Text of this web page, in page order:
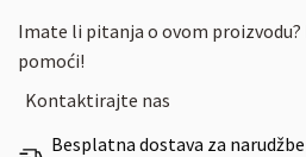
Imate li pitanja o ovom
pomoći!
Kontaktirajte nas
Besplatna dostava za